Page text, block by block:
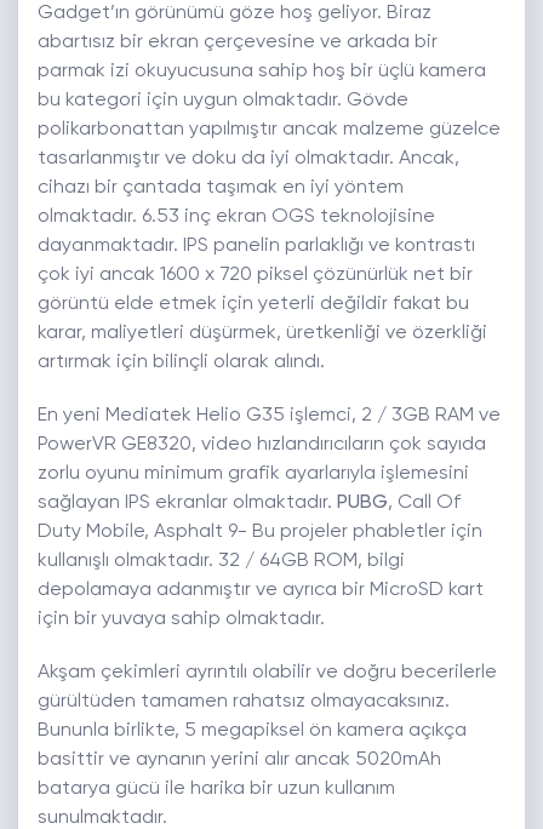
Gadget’ın görünümü göze hoş geliyor. Biraz
abartısız bir ekran çerçevesine ve arkada bir
parmak izi okuyucusuna sahip hoş bir üçlü kamera
bu kategori için uygun olmaktadır. Gövde
polikarbonattan yapılmıştır ancak malzeme güzelce
tasarlanmıştır ve doku da iyi olmaktadır. Ancak,
cihazı bir çantada taşımak en iyi yöntem
olmaktadır. 6.53 inç ekran OGS teknolojisine
dayanmaktadır. IPS panelin parlaklığı ve kontrastı
çok iyi ancak 1600 x 720 piksel çözünürlük net bir
görüntü elde etmek için yeterli değildir fakat bu
karar, maliyetleri düşürmek, üretkenliği ve özerkliği
artırmak için bilinçli olarak alındı.
En yeni Mediatek Helio G35 işlemci, 2 / 3GB RAM ve
PowerVR GE8320, video hızlandırıcıların çok sayıda
zorlu oyunu minimum grafik ayarlarıyla işlemesini
sağlayan IPS ekranlar olmaktadır. PUBG, Call Of
Duty Mobile, Asphalt 9- Bu projeler phabletler için
kullanışlı olmaktadır. 32 / 64GB ROM, bilgi
depolamaya adanmıştır ve ayrıca bir MicroSD kart
için bir yuvaya sahip olmaktadır.
Akşam çekimleri ayrıntılı olabilir ve doğru becerilerle
gürültüden tamamen rahatsız olmayacaksınız.
Bununla birlikte, 5 megapiksel ön kamera açıkça
basittir ve aynanın yerini alır ancak 5020mAh
batarya gücü ile harika bir uzun kullanım
sunulmaktadır.